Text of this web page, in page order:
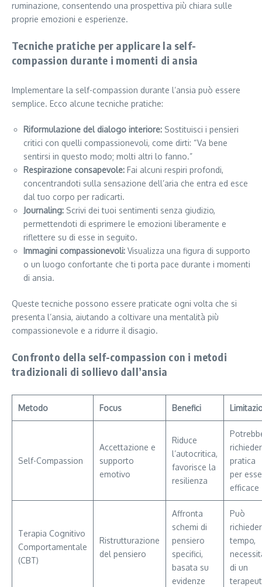
ruminazione, consentendo una prospettiva più chiara sulle
proprie emozioni e esperienze.
Tecniche pratiche per applicare la self-
compassion durante i momenti di ansia
Implementare la self-compassion durante l’ansia può essere
semplice. Ecco alcune tecniche pratiche:
Riformulazione del dialogo interiore: Sostituisci i pensieri
critici con quelli compassionevoli, come dirti: “Va bene
sentirsi in questo modo; molti altri lo fanno.”
Respirazione consapevole: Fai alcuni respiri profondi,
concentrandoti sulla sensazione dell’aria che entra ed esce
dal tuo corpo per radicarti.
Journaling: Scrivi dei tuoi sentimenti senza giudizio,
permettendoti di esprimere le emozioni liberamente e
riflettere su di esse in seguito.
Immagini compassionevoli: Visualizza una figura di supporto
o un luogo confortante che ti porta pace durante i momenti
di ansia.
Queste tecniche possono essere praticate ogni volta che si
presenta l’ansia, aiutando a coltivare una mentalità più
compassionevole e a ridurre il disagio.
Confronto della self-compassion con i metodi
tradizionali di sollievo dall’ansia
Metodo Focus Benefici
Self-Compassion
Accettazione e
supporto
emotivo
Riduce
l’autocritica,
favorisce la
resilienza
pratica
per
efficace
Terapia Cognitivo
Comportamentale
(CBT)
Ristrutturazione
del pensiero
Affronta
schemi di
pensiero
specifici,
basata su
evidenze
Può
tempo,
di un